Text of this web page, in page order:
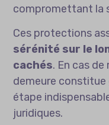
compromettant la
Ces protections
sérénité sur le
cachés. En cas
demeure constitue
étape
juridiques.